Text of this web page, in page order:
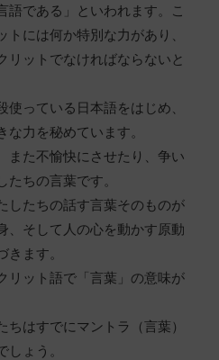
語である」といわれます。こ
には何か特別な力があり、
リットでなければならないと
っている日本語をはじめ、
力を秘めています。
また不愉快にさせたり、争い
ちの言葉です。
したちの話す言葉そのものが
、そして人の心を動かす原動
ます。
リット語で「言葉」の意味が
はすでにマントラ（言葉）
ょう。